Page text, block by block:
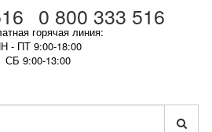
0 800 333 516
горячая линия:
- ПТ 9:00-18:00
СБ 9:00-13:00